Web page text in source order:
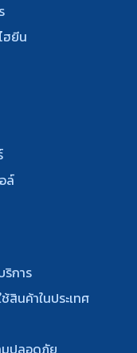
ฮยีน
ล์
การ
สินค้าในประเทศ
มปลอดภัย